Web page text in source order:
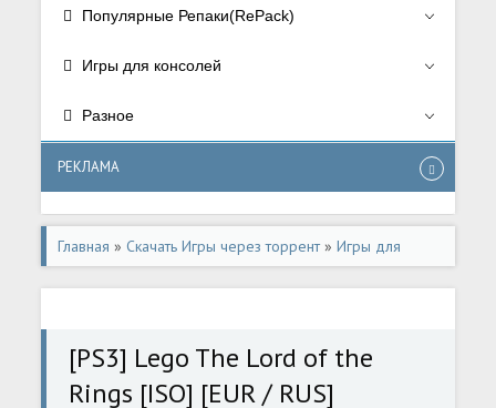
Популярные Репаки(RePack)
Игры для консолей
Разное
РЕКЛАМА
Главная » Скачать Игры через торрент»Игры для
консолей»Игры для Playstation 3
[PS3] Lego The Lord of the
Rings [ISO] [EUR / RUS]